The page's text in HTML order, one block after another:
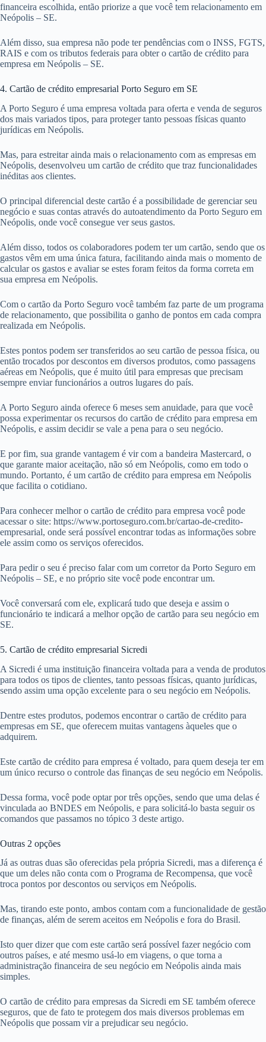
financeira escolhida, então priorize a que você tem relacionamento em
Neópolis – SE.
Além disso, sua empresa não pode ter pendências com o INSS, FGTS,
RAIS e com os tributos federais para obter o cartão de crédito para
empresa em Neópolis – SE.
4. Cartão de crédito empresarial Porto Seguro em SE
A Porto Seguro é uma empresa voltada para oferta e venda de seguros
dos mais variados tipos, para proteger tanto pessoas físicas quanto
jurídicas em Neópolis.
Mas, para estreitar ainda mais o relacionamento com as empresas em
Neópolis, desenvolveu um cartão de crédito que traz funcionalidades
inéditas aos clientes.
O principal diferencial deste cartão é a possibilidade de gerenciar seu
negócio e suas contas através do autoatendimento da Porto Seguro em
Neópolis, onde você consegue ver seus gastos.
Além disso, todos os colaboradores podem ter um cartão, sendo que os
gastos vêm em uma única fatura, facilitando ainda mais o momento de
calcular os gastos e avaliar se estes foram feitos da forma correta em
sua empresa em Neópolis.
Com o cartão da Porto Seguro você também faz parte de um programa
de relacionamento, que possibilita o ganho de pontos em cada compra
realizada em Neópolis.
Estes pontos podem ser transferidos ao seu cartão de pessoa física, ou
então trocados por descontos em diversos produtos, como passagens
aéreas em Neópolis, que é muito útil para empresas que precisam
sempre enviar funcionários a outros lugares do país.
A Porto Seguro ainda oferece 6 meses sem anuidade, para que você
possa experimentar os recursos do cartão de crédito para empresa em
Neópolis, e assim decidir se vale a pena para o seu negócio.
E por fim, sua grande vantagem é vir com a bandeira Mastercard, o
que garante maior aceitação, não só em Neópolis, como em todo o
mundo. Portanto, é um cartão de crédito para empresa em Neópolis
que facilita o cotidiano.
Para conhecer melhor o cartão de crédito para empresa você pode
acessar o site: https://www.portoseguro.com.br/cartao-de-credito-
empresarial, onde será possível encontrar todas as informações sobre
ele assim como os serviços oferecidos.
Para pedir o seu é preciso falar com um corretor da Porto Seguro em
Neópolis – SE, e no próprio site você pode encontrar um.
Você conversará com ele, explicará tudo que deseja e assim o
funcionário te indicará a melhor opção de cartão para seu negócio em
SE.
5. Cartão de crédito empresarial Sicredi
A Sicredi é uma instituição financeira voltada para a venda de produtos
para todos os tipos de clientes, tanto pessoas físicas, quanto jurídicas,
sendo assim uma opção excelente para o seu negócio em Neópolis.
Dentre estes produtos, podemos encontrar o cartão de crédito para
empresas em SE, que oferecem muitas vantagens àqueles que o
adquirem.
Este cartão de crédito para empresa é voltado, para quem deseja ter em
um único recurso o controle das finanças de seu negócio em Neópolis.
Dessa forma, você pode optar por três opções, sendo que uma delas é
vinculada ao BNDES em Neópolis, e para solicitá-lo basta seguir os
comandos que passamos no tópico 3 deste artigo.
Outras 2 opções
Já as outras duas são oferecidas pela própria Sicredi, mas a diferença é
que um deles não conta com o Programa de Recompensa, que você
troca pontos por descontos ou serviços em Neópolis.
Mas, tirando este ponto, ambos contam com a funcionalidade de gestão
de finanças, além de serem aceitos em Neópolis e fora do Brasil.
Isto quer dizer que com este cartão será possível fazer negócio com
outros países, e até mesmo usá-lo em viagens, o que torna a
administração financeira de seu negócio em Neópolis ainda mais
simples.
O cartão de crédito para empresas da Sicredi em SE também oferece
seguros, que de fato te protegem dos mais diversos problemas em
Neópolis que possam vir a prejudicar seu negócio.